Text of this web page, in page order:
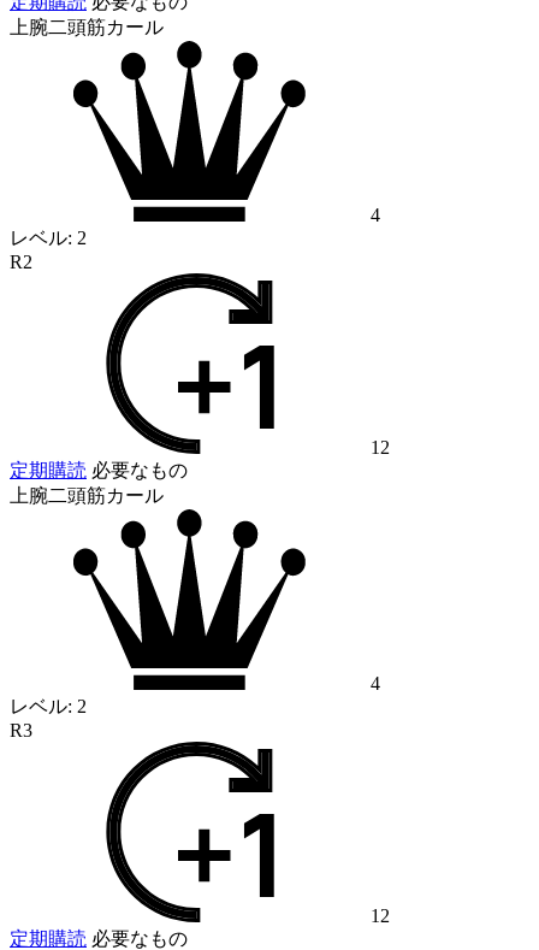
上腕二頭筋カール
4
レベル: 2
R2
12
定期購読 必要なもの
上腕二頭筋カール
4
レベル: 2
R3
12
定期購読 必要なもの